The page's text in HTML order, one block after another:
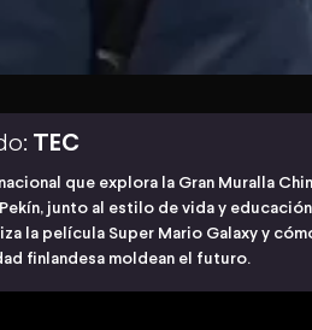
TEC
que explora la Gran Muralla
junto al estilo de vida y educación
la película Super Mario Galaxy y
finlandesa moldean el futuro.